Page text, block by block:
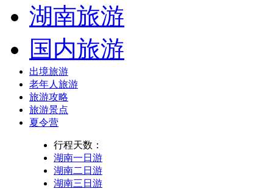
湖南旅游
国内旅游
出境旅游
老年人旅游
旅游攻略
旅游景点
夏令营
行程天数：
湖南一日游
湖南二日游
湖南三日游